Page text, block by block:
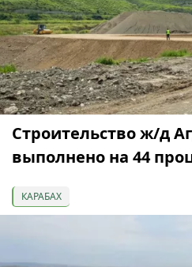
Строительство ж/д
выполнено на 44
КАРАБАХ